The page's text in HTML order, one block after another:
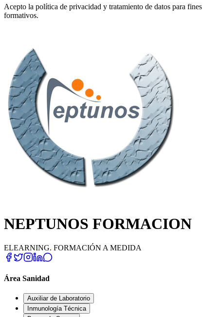
Acepto la política de privacidad y tratamiento de datos para fines
formativos.
NEPTUNOS FORMACION
ELEARNING. FORMACIÓN A MEDIDA
Área Sanidad
Auxiliar de Laboratorio
Inmunología Técnica